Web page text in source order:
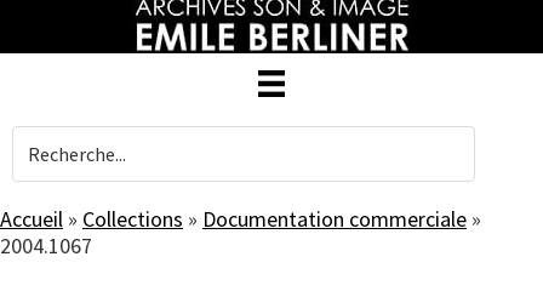
Accueil » Collections » Documentation commerciale »
2004.1067